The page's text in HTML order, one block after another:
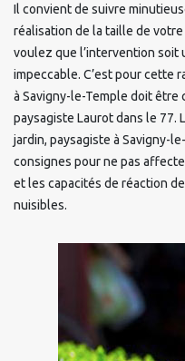
Il convient de suivre
réalisation de la taille de
voulez que l’intervention
impeccable. C’est pour cette
à Savigny-le-Temple doit
paysagiste Laurot dans le 77.
jardin, paysagiste à Savigny-
consignes pour ne pas
et les capacités de réaction
nuisibles.